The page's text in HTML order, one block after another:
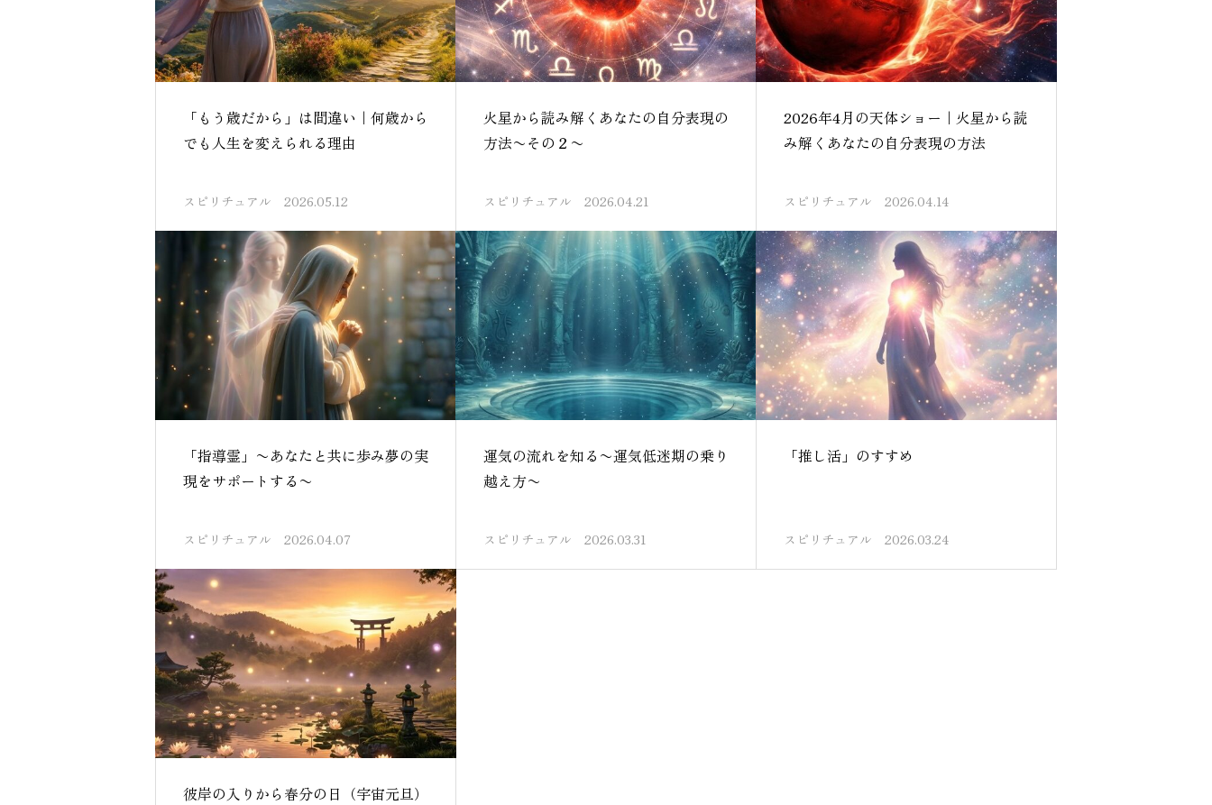
「もう歳だから」は間違い｜何歳から
でも人生を変えられる理由
スピリチュアル 2026.05.12
火星から読み解くあなたの自分表現の
方法〜その２〜
スピリチュアル 2026.04.21
2026年4月の天体ショー｜火星から読
み解くあなたの自分表現の方法
スピリチュアル 2026.04.14
「指導霊」〜あなたと共に歩み夢の実
現をサポートする〜
スピリチュアル 2026.04.07
運気の流れを知る〜運気低迷期の乗り
越え方〜
スピリチュアル 2026.03.31
「推し活」のすすめ
スピリチュアル 2026.03.24
彼岸の入りから春分の日（宇宙元旦）